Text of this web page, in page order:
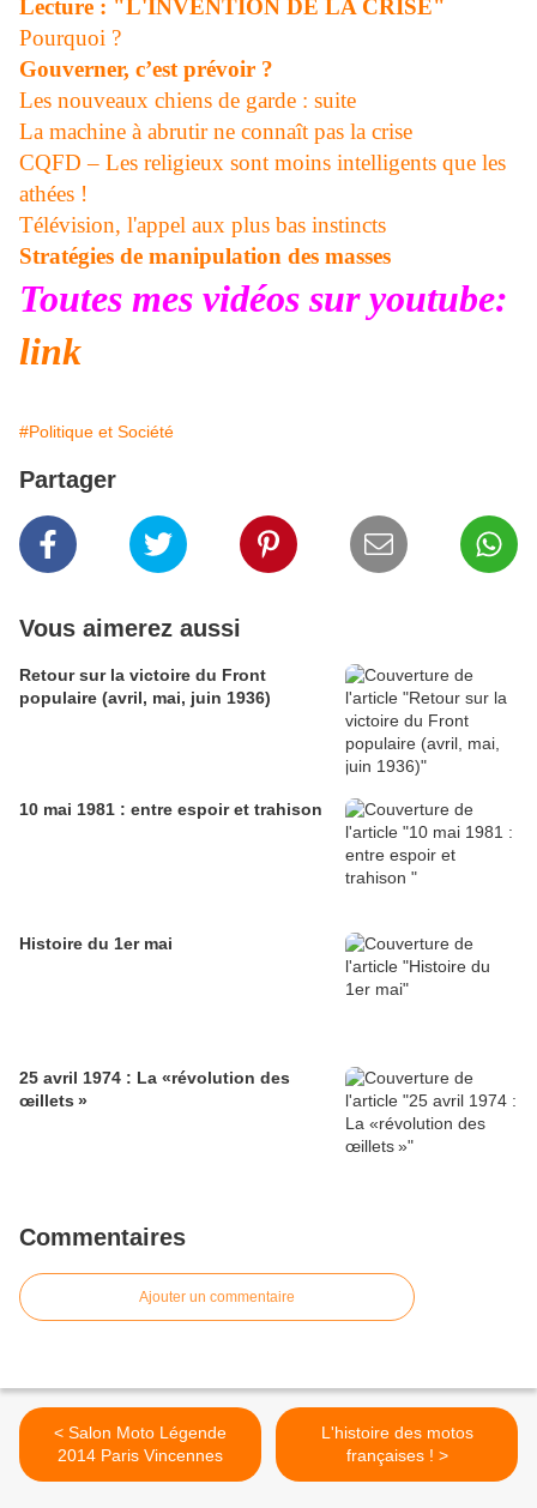
Lecture : "L'INVENTION DE LA CRISE"
Pourquoi ?
Gouverner, c’est prévoir ?
Les nouveaux chiens de garde : suite
La machine à abrutir ne connaît pas la crise
CQFD – Les religieux sont moins intelligents que les
athées !
Télévision, l'appel aux plus bas instincts
Stratégies de manipulation des masses
Toutes mes vidéos sur youtube:
link
#Politique et Société
Partager
Vous aimerez aussi
Retour sur la victoire du Front
populaire (avril, mai, juin 1936)
10 mai 1981 : entre espoir et trahison
Histoire du 1er mai
25 avril 1974 : La «révolution des
œillets »
Commentaires
Ajouter un commentaire
< Salon Moto Légende
2014 Paris Vincennes
L'histoire des motos
françaises ! >